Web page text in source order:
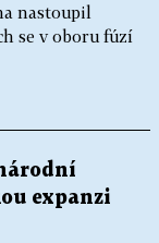
nastoupil
se v oboru fúzí
expanzi